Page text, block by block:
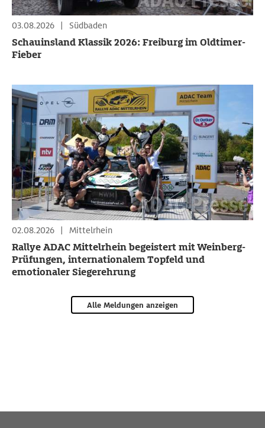
03.08.2026 | Südbaden
Schauinsland Klassik 2026: Freiburg im Oldtimer-
Fieber
02.08.2026 | Mittelrhein
Rallye ADAC Mittelrhein begeistert mit Weinberg-
Prüfungen, internationalem Topfeld und
emotionaler Siegerehrung
Alle Meldungen anzeigen